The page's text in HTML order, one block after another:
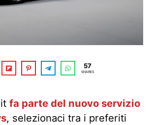
57
SHARES
fa parte del nuovo servizio
, selezionaci tra i preferiti